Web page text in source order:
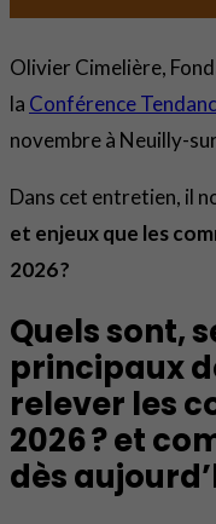
Olivier Cimelière,
la Conférence
novembre à Neuilly-
Dans cet entretien, il
et enjeux que les
2026 ?
Quels sont,
principaux
relever les
2026 ? et
dès